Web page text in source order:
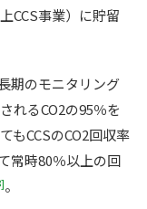
CCS事業）に貯留
期のモニタリング
れるCO2の95％を
もCCSのCO2回収率
常時80％以上の回
。